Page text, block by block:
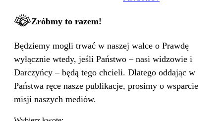
Zróbmy to razem!
Będziemy mogli trwać w naszej walce o Prawdę
wyłącznie wtedy, jeśli Państwo – nasi widzowie i
Darczyńcy – będą tego chcieli. Dlatego oddając w
Państwa ręce nasze publikacje, prosimy o wsparcie
misji naszych mediów.